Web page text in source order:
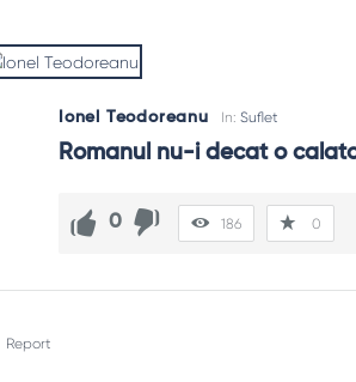
Ionel Teodoreanu In: Suflet
Romanul nu-i decat o
0 186 0
Report